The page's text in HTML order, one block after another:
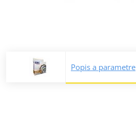
Popis a parametre